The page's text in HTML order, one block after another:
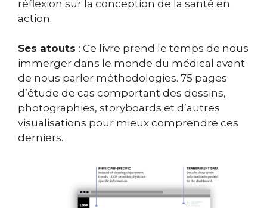
réflexion sur la conception de la santé en
action.
Ses atouts : Ce livre prend le temps de nous
immerger dans le monde du médical avant
de nous parler méthodologies. 75 pages
d’étude de cas comportant des dessins,
photographies, storyboards et d’autres
visualisations pour mieux comprendre ces
derniers.